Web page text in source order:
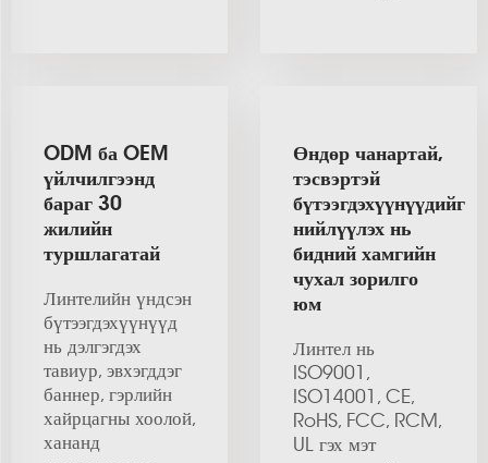
ODM ба OEM
үйлчилгээнд
бараг 30
жилийн
туршлагатай
Линтелийн үндсэн
бүтээгдэхүүнүүд
нь дэлгэгдэх
тавиур, эвхэгддэг
баннер, гэрлийн
хайрцагны хоолой,
хананд
Өндөр чанартай,
тэсвэртэй
бүтээгдэхүүнүүдийг
нийлүүлэх нь
бидний хамгийн
чухал зорилго
юм
Линтел нь
ISO9001,
ISO14001, CE,
RoHS, FCC, RCM,
UL гэх мэт